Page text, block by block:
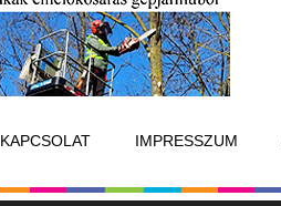
KAPCSOLAT IMPRESSZUM